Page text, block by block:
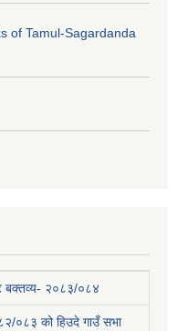
of Tamul-Sagardanda
बक्तव्य- २०८३/०८४
०८३ को हिउदे गाउँ सभा